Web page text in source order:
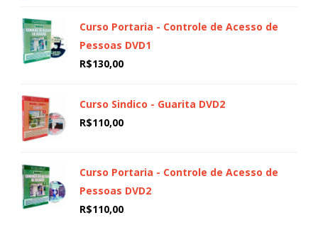
Curso Portaria - Controle de Acesso de
Pessoas DVD1
R$130,00
Curso Sindico - Guarita DVD2
R$110,00
Curso Portaria - Controle de Acesso de
Pessoas DVD2
R$110,00